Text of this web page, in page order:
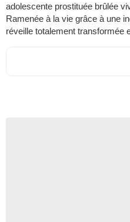
adolescente prostituée brûlée
Ramenée à la vie grâce à une
réveille totalement transformée